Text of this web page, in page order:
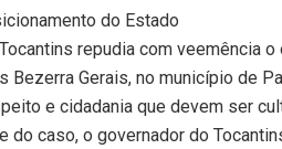
do Estado
repudia com veemência
Bezerra Gerais, no município de
e cidadania que devem ser
do caso, o governador do